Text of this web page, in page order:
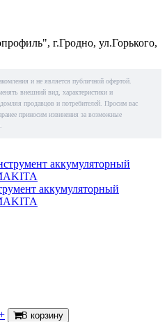
г.Гродно, ул.Горького,
и не является публичной офертой.
внешний вид, характеристики и
продавцов и потребителей. Просим вас
приносим извинения за возможные
аккумуляторный
В корзину